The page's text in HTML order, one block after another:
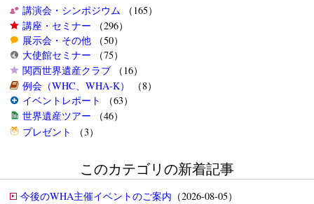
講演会・シンポジウム （165）
講座・セミナー （296）
展示会・その他（50）
大使館セミナー （75）
関西世界遺産クラブ（16）
例会（WHC、WHA-K）
（8）
イベントレポート
（63）
世界遺産ツアー （46）
プレゼント
（3）
このカテゴリの新着記事
今後のWHA主催イベントのご案内 （2026-08-05）